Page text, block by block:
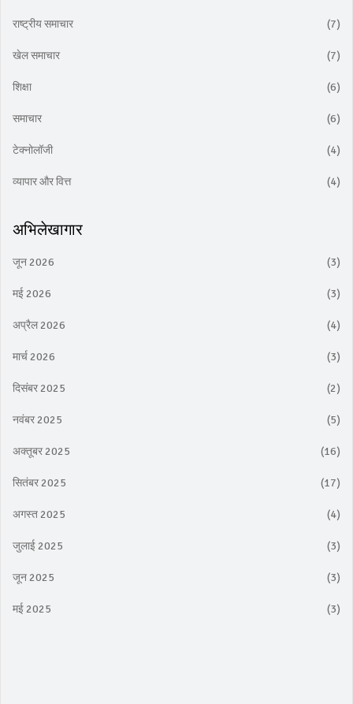
राष्ट्रीय समाचार (7)
खेल समाचार (7)
शिक्षा (6)
समाचार (6)
टेक्नोलॉजी (4)
व्यापार और वित्त (4)
अभिलेखागार
जून 2026 (3)
मई 2026 (3)
अप्रैल 2026 (4)
मार्च 2026 (3)
दिसंबर 2025 (2)
नवंबर 2025 (5)
अक्तूबर 2025 (16)
सितंबर 2025 (17)
अगस्त 2025 (4)
जुलाई 2025 (3)
जून 2025 (3)
मई 2025 (3)